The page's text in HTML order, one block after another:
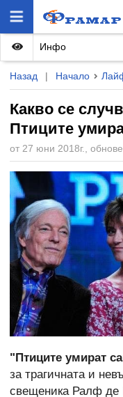
Назад | Начало
Какво се
Птиците
от 27 юни 2018г.,
Инфо
"Птиците умират
за трагичната и
свещеника Ралф де